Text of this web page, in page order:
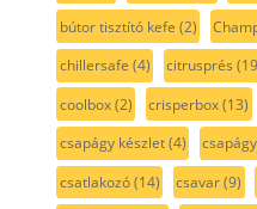
bútor tisztító kefe (2)
chillersafe (4) citrusprés
coolbox(2) crisperbox(13)
csapágy készlet(4)
csatlakozó(14) csavar(9)